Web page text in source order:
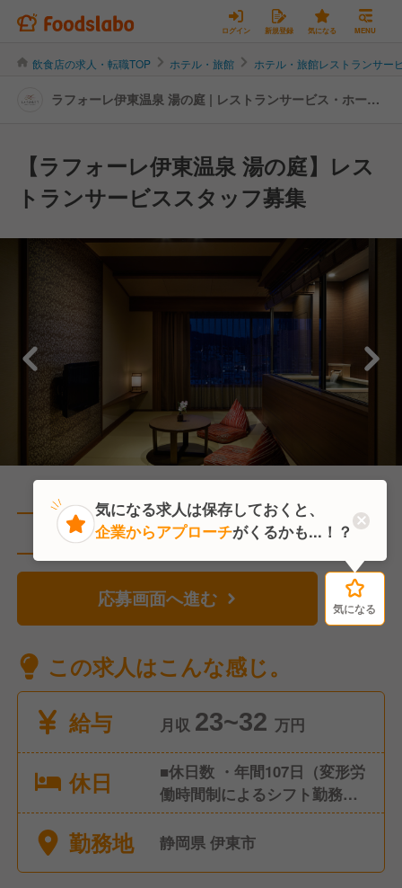
ログイン 新規登録 気になる MENU
飲食店の求人・転職TOP ホテル・旅館 ホテル・旅館レストランサー
ラフォーレ伊東温泉 湯の庭 | レストランサービス・ホール
【ラフォーレ伊東温泉 湯の庭】レス
トランサービススタッフ募集
直近1人がこの求人を検討中
応募画面へ進む 気になる
この求人はこんな感じ。
給与
月収 23~32 万円
休日
■休日数 ・年間107日（変形労
働時間制によるシフト勤務）
■休暇 ・有給休暇(入社3カ月
後に10日間付与) ・特別休暇
勤務地 静岡県 伊東市
気になる
気になる求人は保存しておくと、
企業からアプローチがくるかも...！？